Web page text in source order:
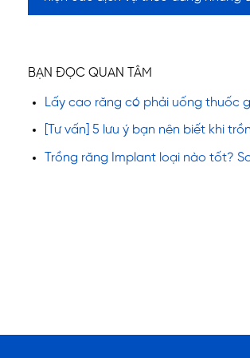
BẠN ĐỌC QUAN TÂM
Lấy cao răng có phải uống thuốc
[Tư vấn] 5 lưu ý bạn nên biết khi
Trồng răng Implant loại nào tốt?